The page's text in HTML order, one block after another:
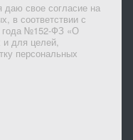
даю свое согласие на
в соответствии с
года №152-ФЗ «О
и для целей,
персональных